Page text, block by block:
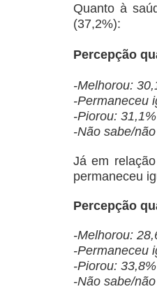
Quanto à
(37,2%):
Percepção
-Melhorou:
-Permaneceu
-Piorou: 31,1%
-Não sabe/
Já em
permaneceu
Percepção
-Melhorou:
-Permaneceu
-Piorou: 33,8%
-Não sabe/